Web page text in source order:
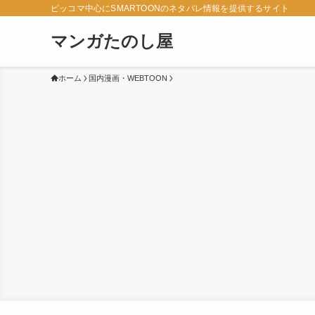
ピッコマ中心にSMARTOONのネタバレ情報を提供するサイト
マンガたのし屋
ホーム 国内漫画・WEBTOON